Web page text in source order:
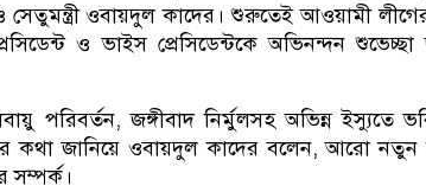
ওবায়দুল কাদের। শুরুতেই আওয়ামী
ও ভাইস প্রেসিডেন্টকে অভিনন্দন শুভেচ্ছা
পরিবর্তন, জঙ্গীবাদ নির্মুলসহ অভিন্ন ইস্যুতে
কথা জানিয়ে ওবায়দুল কাদের বলেন, আরো নতুন